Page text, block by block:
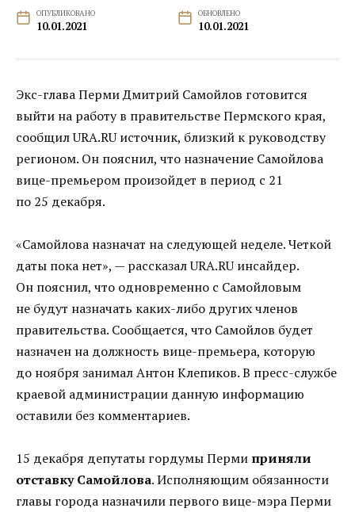
ОПУБЛИКОВАНО
10.01.2021
ОБНОВЛЕНО
10.01.2021
Экс-глава Перми Дмитрий Самойлов готовится
выйти на работу в правительстве Пермского края,
сообщил URA.RU источник, близкий к руководству
регионом. Он пояснил, что назначение Самойлова
вице-премьером произойдет в период с 21
по 25 декабря.
«Самойлова назначат на следующей неделе. Четкой
даты пока нет», — рассказал URA.RU инсайдер.
Он пояснил, что одновременно с Самойловым
не будут назначать каких-либо других членов
правительства. Сообщается, что Самойлов будет
назначен на должность вице-премьера, которую
до ноября занимал Антон Клепиков. В пресс-службе
краевой администрации данную информацию
оставили без комментариев.
15 декабря депутаты гордумы Перми приняли
отставку Самойлова. Исполняющим обязанности
главы города назначили первого вице-мэра Перми